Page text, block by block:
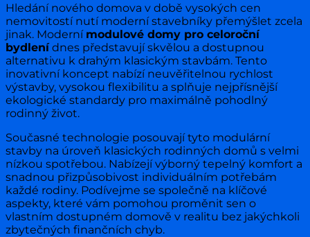
Hledání nového domova v době vysokých cen
nemovitostí nutí moderní stavebníky přemýšlet zcela
jinak. Moderní modulové domy pro celoroční
bydlenídnes představují skvělou a dostupnou
alternativu k drahým klasickým stavbám. Tento
inovativní koncept nabízí neuvěřitelnou rychlost
výstavby, vysokou flexibilitu a splňuje nejpřísnější
ekologické standardy pro maximálně pohodlný
rodinný život.
Současné technologie posouvají tyto modulární
stavby na úroveň klasických rodinných domů s velmi
nízkou spotřebou. Nabízejí výborný tepelný komfort a
snadnou přizpůsobivost individuálním potřebám
každé rodiny. Podívejme se společně na klíčové
aspekty, které vám pomohou proměnit sen o
vlastním dostupném domově v realitu bez jakýchkoli
zbytečných finančních chyb.